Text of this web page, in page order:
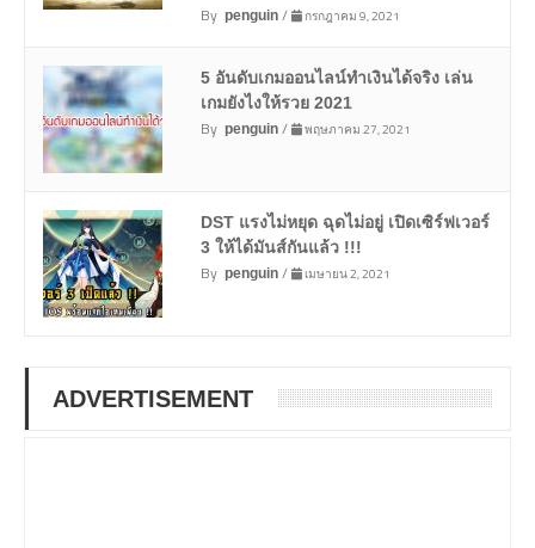
By penguin/ กรกฎาคม 9, 2021
5 อันดับเกมออนไลน์ทำเงินได้จริง เล่น
เกมยังไงให้รวย 2021
By penguin/ พฤษภาคม 27, 2021
DST แรงไม่หยุด ฉุดไม่อยู่ เปิดเซิร์ฟเวอร์
3 ให้ได้มันส์กันแล้ว !!!
By penguin/ เมษายน 2, 2021
ADVERTISEMENT